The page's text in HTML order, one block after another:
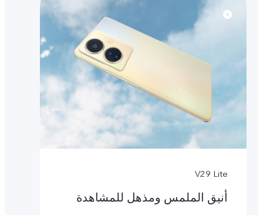
V29 Lite
أنيق الملمس ومذهل للمشاهدة